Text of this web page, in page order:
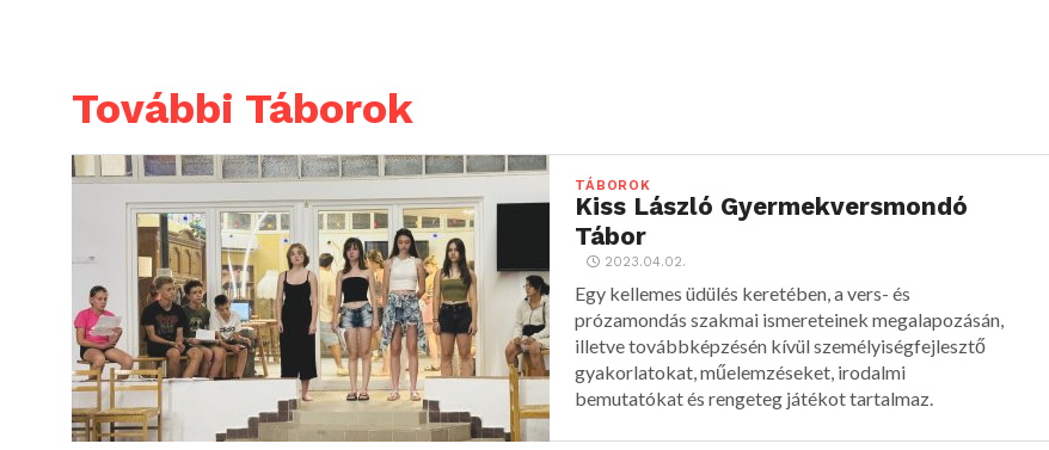
További Táborok
TÁBOROK
Kiss László Gyermekversmondó
Tábor
2023.04.02.
Egy kellemes üdülés keretében, a vers- és
prózamondás szakmai ismereteinek megalapozásán,
illetve továbbképzésén kívül személyiségfejlesztő
gyakorlatokat, műelemzéseket, irodalmi
bemutatókat és rengeteg játékot tartalmaz.